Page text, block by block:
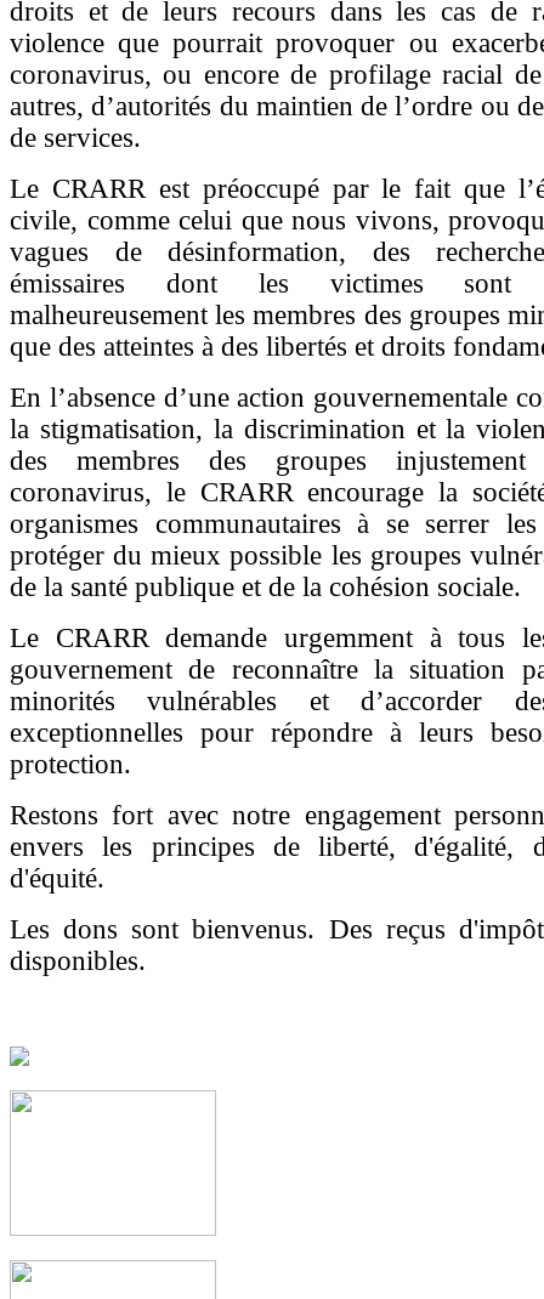
droits et de leurs recours dans les cas de
violence que pourrait provoquer ou
coronavirus, ou encore de profilage racial
autres, d’autorités du maintien de l’ordre ou
de services.
Le CRARR est préoccupé par le fait que
civile, comme celui que nous vivons,
vagues de désinformation, des
émissaires dont les victimes sont
malheureusement les membres des groupes
que des atteintes à des libertés et droits
En l’absence d’une action gouvernementale
la stigmatisation, la discrimination et la
des membres des groupes injustement
coronavirus, le CRARR encourage la
organismes communautaires à se serrer
protéger du mieux possible les groupes
de la santé publique et de la cohésion sociale.
Le CRARR demande urgemment à tous
gouvernement de reconnaître la situation
minorités vulnérables et d’accorder
exceptionnelles pour répondre à leurs
protection.
Restons fort avec notre engagement
envers les principes de liberté, d'égalité,
d'équité.
Les dons sont bienvenus. Des reçus
disponibles.